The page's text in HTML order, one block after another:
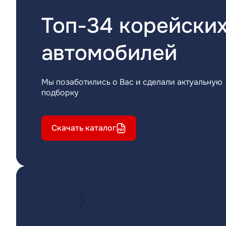
Топ-34
автомобилей
Мы позаботились о Вас и сделали актуальную
подборку
Скачать каталог